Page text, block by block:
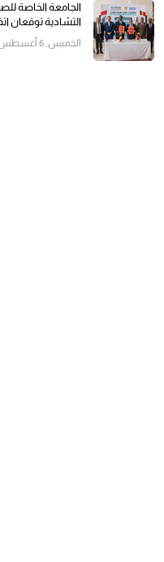
الجامعة الخاصة
التشادية توقعان
الخميس, 6 أغسطس 2026, 23:32